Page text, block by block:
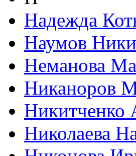
Надежда
Наумов
Неманова
Никаноров
Никитченко
Николаева